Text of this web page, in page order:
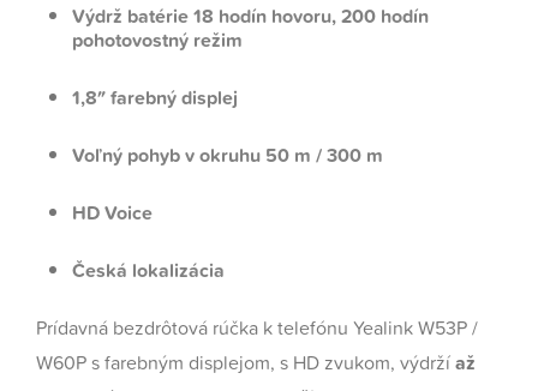
Výdrž batérie 18 hodín hovoru, 200 hodín
pohotovostný režim
1,8″ farebný displej
Voľný pohyb v okruhu 50 m / 300 m
HD Voice
Česká lokalizácia
Prídavná bezdrôtová rúčka k telefónu Yealink W53P /
W60P s farebným displejom, s HD zvukom, výdržíaž